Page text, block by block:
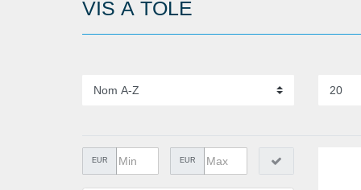
RIVETS SPÉCIAUX
ECROUS À SERTIR
GRENOUILLÈRES ET
QUINCAILLERIE
COLLER ET ISOLER
CATALOGUES
VIS À TÔLE
EUR EUR